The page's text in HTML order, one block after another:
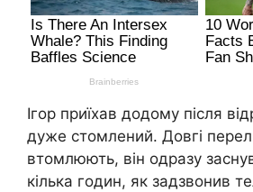
Ігор приїхав додому після
дуже стомлений. Довгі
втомлюють, він одразу
кілька годин, як задзвонив